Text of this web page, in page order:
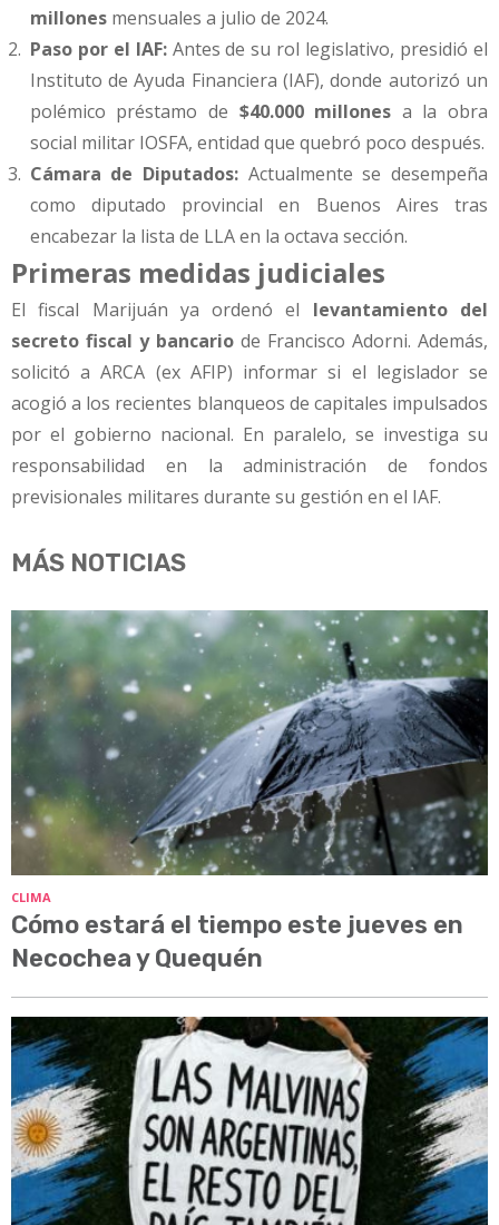
millonesmensuales a julio de 2024.
Paso por el IAF:Antes de su rol legislativo, presidió el
Instituto de Ayuda Financiera (IAF), donde autorizó un
polémico préstamo de $40.000 millones a la obra
social militar IOSFA, entidad que quebró poco después.
Cámara de Diputados: Actualmente se desempeña
como diputado provincial en Buenos Aires tras
encabezar la lista de LLA en la octava sección.
Primeras medidas judiciales
El fiscal Marijuán ya ordenó el levantamiento del
secreto fiscal y bancario de Francisco Adorni. Además,
solicitó a ARCA (ex AFIP) informar si el legislador se
acogió a los recientes blanqueos de capitales impulsados
por el gobierno nacional. En paralelo, se investiga su
responsabilidad en la administración de fondos
previsionales militares durante su gestión en el IAF.
MÁS NOTICIAS
CLIMA
Cómo estará el tiempo este jueves en
Necochea y Quequén